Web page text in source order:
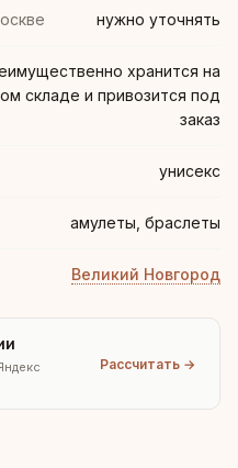
нужно уточнять
хранится на
складе и привозится под
заказ
унисекс
амулеты, браслеты
Великий Новгород
Рассчитать →